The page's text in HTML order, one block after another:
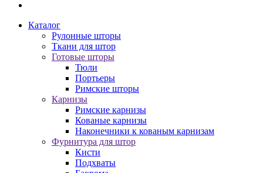
Каталог
Рулонные шторы
Ткани для штор
Готовые шторы
Тюли
Портьеры
Римские шторы
Карнизы
Римские карнизы
Кованые карнизы
Наконечники к кованым карнизам
Фурнитура для штор
Кисти
Подхваты